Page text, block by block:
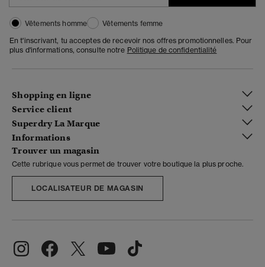
Vêtements homme
Vêtements femme
En t'inscrivant, tu acceptes de recevoir nos offres promotionnelles. Pour
plus d'informations, consulte notre Politique de confidentialité
Shopping en ligne
Service client
Superdry La Marque
Informations
Trouver un magasin
Cette rubrique vous permet de trouver votre boutique la plus proche.
LOCALISATEUR DE MAGASIN